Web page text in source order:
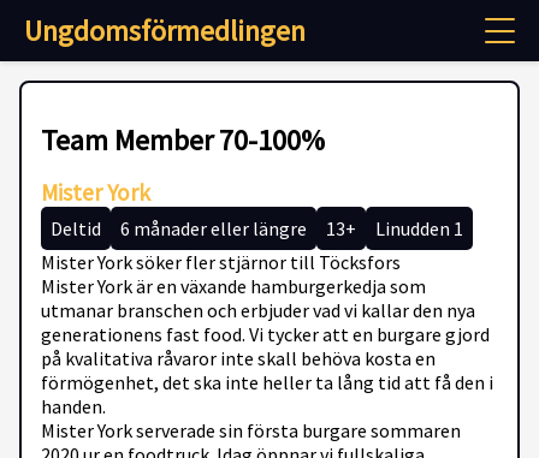
Ungdomsförmedlingen
Team Member 70-100%
Mister York
Deltid 6 månader eller längre 13+
Linudden 1
Mister York söker fler stjärnor till Töcksfors
Mister York är en växande hamburgerkedja som
utmanar branschen och erbjuder vad vi kallar den nya
generationens fast food. Vi tycker att en burgare gjord
på kvalitativa råvaror inte skall behöva kosta en
förmögenhet, det ska inte heller ta lång tid att få den i
handen.
Mister York serverade sin första burgare sommaren